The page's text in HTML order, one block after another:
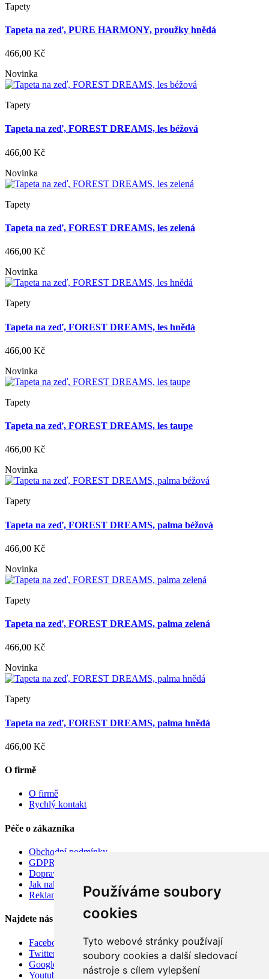
Používáme soubory
cookies
Tyto webové stránky používají
soubory cookies a další sledovací
nástroje s cílem vylepšení
Tapety
Tapeta na zeď, PURE HARMONY, proužky hnědá
466,00 Kč
Novinka
Tapety
Tapeta na zeď, FOREST DREAMS, les béžová
466,00 Kč
Novinka
Tapety
Tapeta na zeď, FOREST DREAMS, les zelená
466,00 Kč
Novinka
Tapety
Tapeta na zeď, FOREST DREAMS, les hnědá
466,00 Kč
Novinka
Tapety
Tapeta na zeď, FOREST DREAMS, les taupe
466,00 Kč
Novinka
Tapety
Tapeta na zeď, FOREST DREAMS, palma béžová
466,00 Kč
Novinka
Tapety
Tapeta na zeď, FOREST DREAMS, palma zelená
466,00 Kč
Novinka
Tapety
Tapeta na zeď, FOREST DREAMS, palma hnědá
466,00 Kč
O firmě
O firmě
Rychlý kontakt
Péče o zákazníka
Obchodní podmínky
GDPR
Doprava
Jak nakupovat
Reklamace
Najdete nás
Facebook
Twitter
Google
Youtube